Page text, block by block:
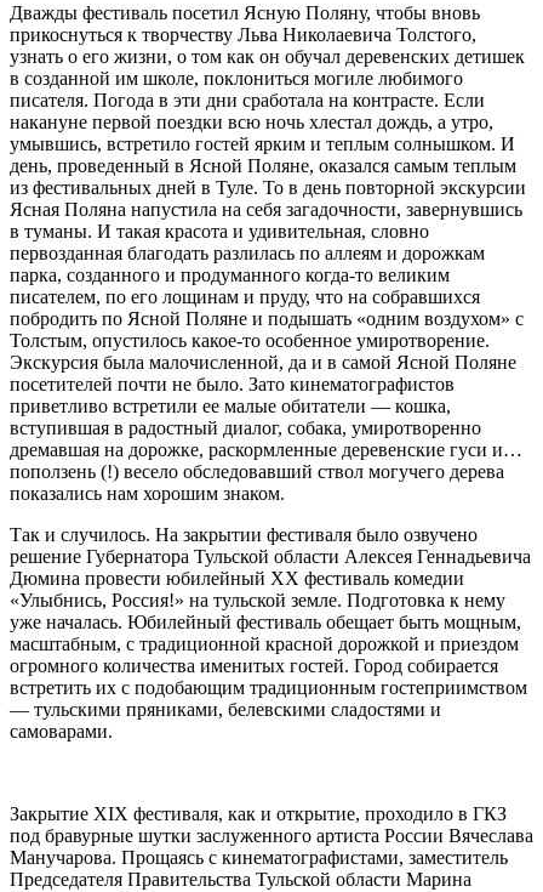
Дважды фестиваль посетил Ясную Поляну, чтобы вновь
прикоснуться к творчеству Льва Николаевича Толстого,
узнать о его жизни, о том как он обучал деревенских детишек
в созданной им школе, поклониться могиле любимого
писателя. Погода в эти дни сработала на контрасте. Если
накануне первой поездки всю ночь хлестал дождь, а утро,
умывшись, встретило гостей ярким и теплым солнышком. И
день, проведенный в Ясной Поляне, оказался самым теплым
из фестивальных дней в Туле. То в день повторной экскурсии
Ясная Поляна напустила на себя загадочности, завернувшись
в туманы. И такая красота и удивительная, словно
первозданная благодать разлилась по аллеям и дорожкам
парка, созданного и продуманного когда-то великим
писателем, по его лощинам и пруду, что на собравшихся
побродить по Ясной Поляне и подышать «одним воздухом» с
Толстым, опустилось какое-то особенное умиротворение.
Экскурсия была малочисленной, да и в самой Ясной Поляне
посетителей почти не было. Зато кинематографистов
приветливо встретили ее малые обитатели — кошка,
вступившая в радостный диалог, собака, умиротворенно
дремавшая на дорожке, раскормленные деревенские гуси и…
поползень (!) весело обследовавший ствол могучего дерева
показались нам хорошим знаком.
Так и случилось. На закрытии фестиваля было озвучено
решение Губернатора Тульской области Алексея Геннадьевича
Дюмина провести юбилейный XX фестиваль комедии
«Улыбнись, Россия!» на тульской земле. Подготовка к нему
уже началась. Юбилейный фестиваль обещает быть мощным,
масштабным, с традиционной красной дорожкой и приездом
огромного количества именитых гостей. Город собирается
встретить их с подобающим традиционным гостеприимством
— тульскими пряниками, белевскими сладостями и
самоварами.
Закрытие XIX фестиваля, как и открытие, проходило в ГКЗ
под бравурные шутки заслуженного артиста России Вячеслава
Манучарова. Прощаясь с кинематографистами, заместитель
Председателя Правительства Тульской области Марина